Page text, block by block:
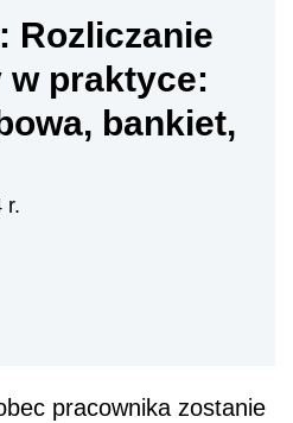
Rozliczanie
w praktyce:
bankiet,
r.
pracownika zostanie